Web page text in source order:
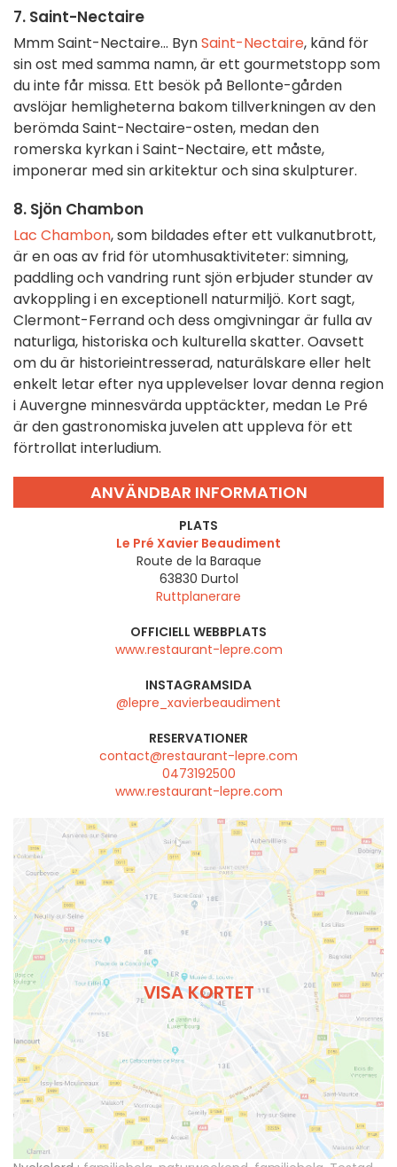
7. Saint-Nectaire
Mmm Saint-Nectaire... BynSaint-Nectaire, känd för
sin ost med samma namn, är ett gourmetstopp som
du inte får missa. Ett besök på Bellonte-gården
avslöjar hemligheterna bakom tillverkningen av den
berömda Saint-Nectaire-osten, medan den
romerska kyrkan i Saint-Nectaire, ett måste,
imponerar med sin arkitektur och sina skulpturer.
8. Sjön Chambon
Lac Chambon, som bildades efter ett vulkanutbrott,
är en oas av frid för utomhusaktiviteter: simning,
paddling och vandring runt sjön erbjuder stunder av
avkoppling i en exceptionell naturmiljö. Kort sagt,
Clermont-Ferrand och dess omgivningar är fulla av
naturliga, historiska och kulturella skatter. Oavsett
om du är historieintresserad, naturälskare eller helt
enkelt letar efter nya upplevelser lovar denna region
i Auvergne minnesvärda upptäckter, medan Le Pré
är den gastronomiska juvelen att uppleva för ett
förtrollat interludium.
ANVÄNDBAR INFORMATION
PLATS
Le Pré Xavier Beaudiment
Route de la Baraque
63830 Durtol
Ruttplanerare
OFFICIELL WEBBPLATS
www.restaurant-lepre.com
INSTAGRAMSIDA
@lepre_xavierbeaudiment
RESERVATIONER
contact@restaurant-lepre.com
0473192500
www.restaurant-lepre.com
VISA KORTET